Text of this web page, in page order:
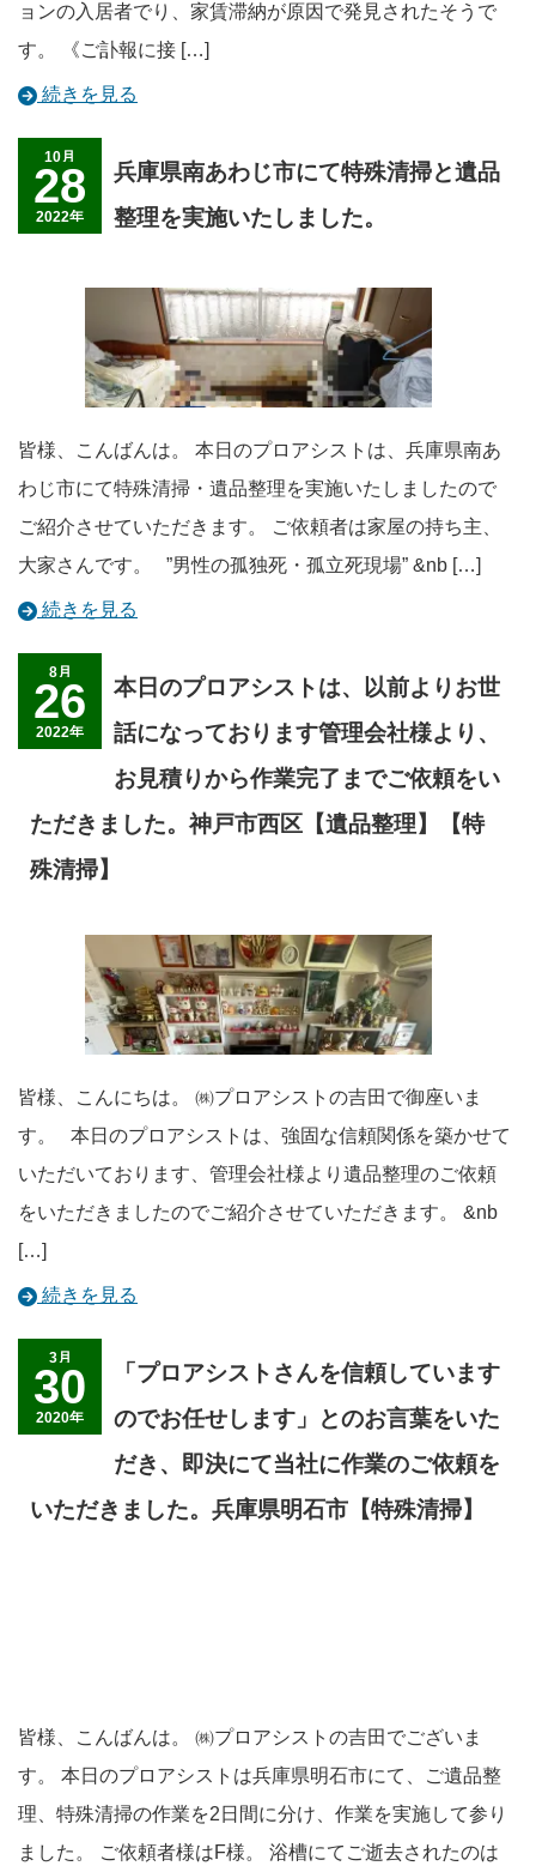
ョンの入居者でり、家賃滞納が原因で発見されたそうで
す。 《ご訃報に接 […]
続きを見る
10月
28
2022年
兵庫県南あわじ市にて特殊清掃と遺品
整理を実施いたしました。
皆様、こんばんは。 本日のプロアシストは、兵庫県南あ
わじ市にて特殊清掃・遺品整理を実施いたしましたので
ご紹介させていただきます。 ご依頼者は家屋の持ち主、
大家さんです。 ”男性の孤独死・孤立死現場” &nb […]
続きを見る
8月
26
2022年
本日のプロアシストは、以前よりお世
話になっております管理会社様より、
お見積りから作業完了までご依頼をい
ただきました。神戸市西区【遺品整理】【特
殊清掃】
皆様、こんにちは。 ㈱プロアシストの吉田で御座いま
す。 本日のプロアシストは、強固な信頼関係を築かせて
いただいております、管理会社様より遺品整理のご依頼
をいただきましたのでご紹介させていただきます。 &nb
[…]
続きを見る
3月
30
2020年
「プロアシストさんを信頼しています
のでお任せします」とのお言葉をいた
だき、即決にて当社に作業のご依頼を
いただきました。兵庫県明石市【特殊清掃】
皆様、こんばんは。 ㈱プロアシストの吉田でございま
す。 本日のプロアシストは兵庫県明石市にて、ご遺品整
理、特殊清掃の作業を2日間に分け、作業を実施して参り
ました。 ご依頼者様はF様。 浴槽にてご逝去されたのは